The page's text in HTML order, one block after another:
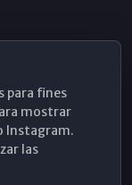
para fines
mostrar
Instagram.
las